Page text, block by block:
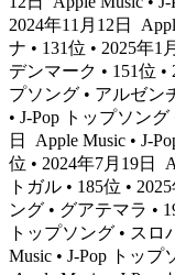
2024年11月12日
ナ • 131位 • 2025年1
デンマーク • 151位 •
プソング • アルゼン
• J-Pop トップソン
日
Apple Music • J-
位 • 2024年7月19日
トガル • 185位 •
ング • グアテマラ •
トップソング • スロ
Music • J-Pop トップ